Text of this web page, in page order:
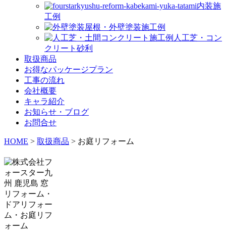
内装施
工例
屋根・外壁塗装施工例
人工芝・コン
クリート砂利
取扱商品
お得なパッケージプラン
工事の流れ
会社概要
キャラ紹介
お知らせ・ブログ
お問合せ
HOME > 取扱商品 > お庭リフォーム